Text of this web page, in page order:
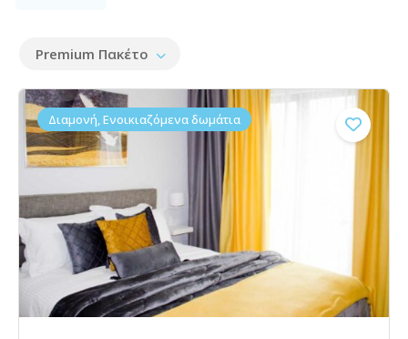
Premium Πακέτο
Διαμονή, Ενοικιαζόμενα δωμάτια